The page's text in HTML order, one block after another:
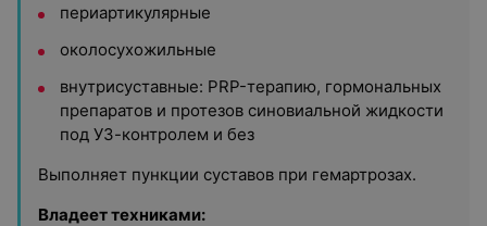
периартикулярные
околосухожильные
внутрисуставные: PRP-терапию, гормональных
препаратов и протезов синовиальной жидкости
под УЗ-контролем и без
Выполняет пункции суставов при гемартрозах.
Владеет техниками: